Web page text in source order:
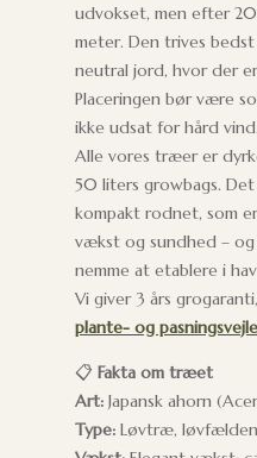
udvokset, men efter
meter. Den trives
neutral jord, hvor der
Placeringen bør være
ikke udsat for hård vind.
Alle vores træer er
50 liters growbags.
kompakt rodnet, som
vækst og sundhed –
nemme at etablere i
Vi giver 3 års
plante- og
📋 Fakta om træet
Art:Japansk ahorn
Type:Løvtræ,